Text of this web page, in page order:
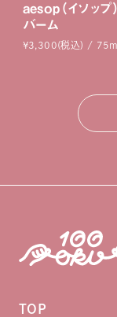
aesop（イソップ
バーム
¥3,300(税込) /
TOP